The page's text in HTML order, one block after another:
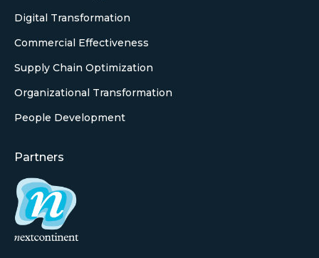
Digital Transformation
Commercial Effectiveness
Supply Chain Optimization
Organizational Transformation
People Development
Partners